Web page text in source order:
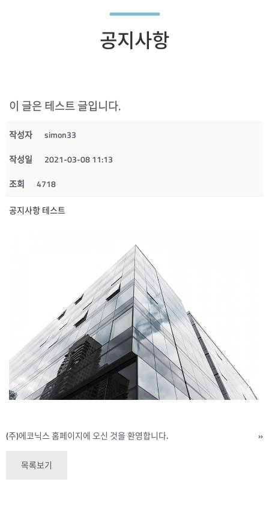
공지사항
이 글은 테스트 글입니다.
작성자
simon33
작성일
2021-03-08 11:13
조회
4718
공지사항 테스트
(주)에코닉스 홈페이지에 오신 것을 환영합니다. »
목록보기